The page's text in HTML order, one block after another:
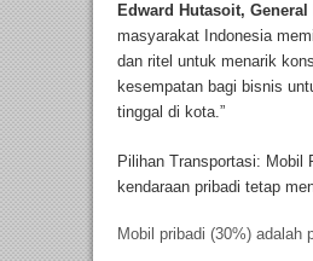
Edward Hutasoit,
masyarakat Indonesia
dan ritel untuk menarik
kesempatan bagi bisnis
tinggal di kota.”
Pilihan Transportasi: Mobil
kendaraan pribadi tetap
Mobil pribadi (30%) adalah